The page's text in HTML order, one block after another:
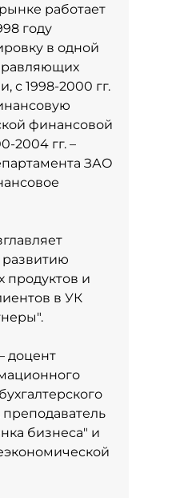
работает
году
в одной
с 1998-2000 гг.
финансовой
2004 гг. –
ЗАО
продуктов и
в УК
доцент
бизнеса" и